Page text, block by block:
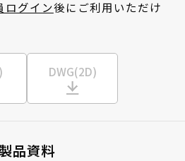
ログイン後にご利用いただけ
DWG(2D)
製品資料